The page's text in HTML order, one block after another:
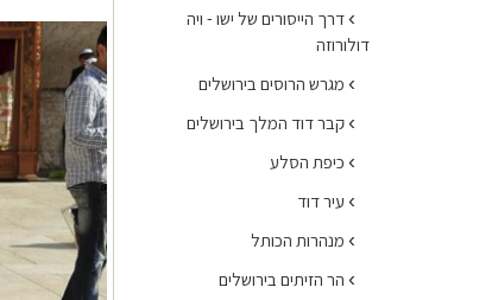
›דרך הייסורים של ישו - ויה
דולורוזה
› מגרש הרוסים בירושלים
›קבר דוד המלך בירושלים
› כיפת הסלע
› עיר דוד
› מנהרות הכותל
› הר הזיתים בירושלים